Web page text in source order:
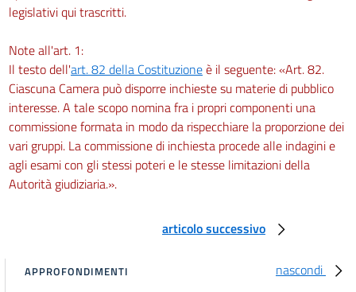
legislativi qui trascritti.
Note all'art. 1:
Il testo dell'art. 82 della Costituzioneè il seguente: «Art. 82.
Ciascuna Camera può disporre inchieste su materie di pubblico
interesse. A tale scopo nomina fra i propri componenti una
commissione formata in modo da rispecchiare la proporzione dei
vari gruppi. La commissione di inchiesta procede alle indagini e
agli esami con gli stessi poteri e le stesse limitazioni della
Autorità giudiziaria.».
articolo successivo
nascondi
APPROFONDIMENTI